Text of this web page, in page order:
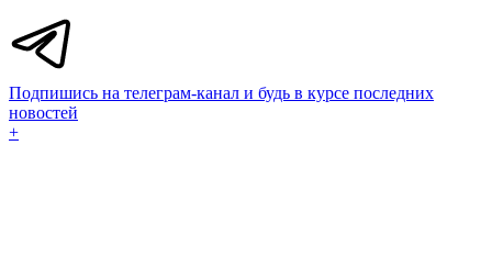
Подпишись на телеграм-канал и будь в курсе последних
новостей
+